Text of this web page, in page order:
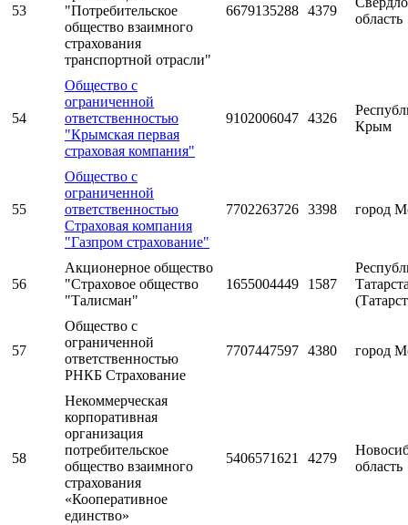
53
"Потребительское
общество взаимного
страхования
транспортной отрасли"
6679135288 4379
область
54
Общество с
ограниченной
ответственностью
"Крымская первая
страховая компания"
9102006047 4326
Крым
55
Общество с
ограниченной
ответственностью
Страховая компания
"Газпром страхование"
7702263726 3398 город
56
Акционерное общество
"Страховое общество
"Талисман"
1655004449 1587
57
Общество с
ограниченной
ответственностью
РНКБ Страхование
7707447597 4380 город
58
Некоммерческая
корпоративная
организация
потребительское
общество взаимного
страхования
«Кооперативное
единство»
5406571621 4279
область